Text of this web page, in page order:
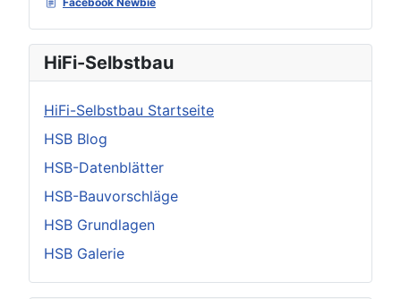
HiFi-Selbstbau
HiFi-Selbstbau Startseite
HSB Blog
HSB-Datenblätter
HSB-Bauvorschläge
HSB Grundlagen
HSB Galerie